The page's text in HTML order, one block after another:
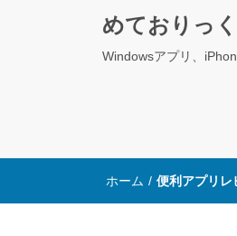
めておりっ
Windowsアプリ、
ホーム / 便利アプリレ